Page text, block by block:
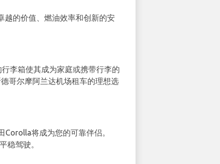
越的价值、燃油效率和创新的安
李箱使其成为家庭或携带行李的
哥尔摩阿兰达机场租车的理想选
Corolla将成为您的可靠伴侣。
稳驾驶。